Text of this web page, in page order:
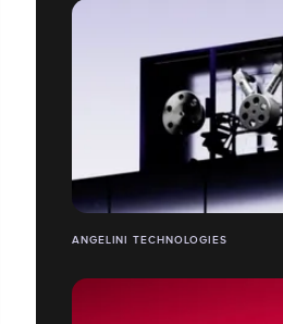
ANGELINI TECHNOLOGIES